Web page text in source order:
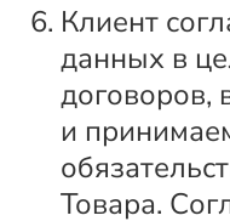
Клиент
данных в
договоров,
и
Товара.